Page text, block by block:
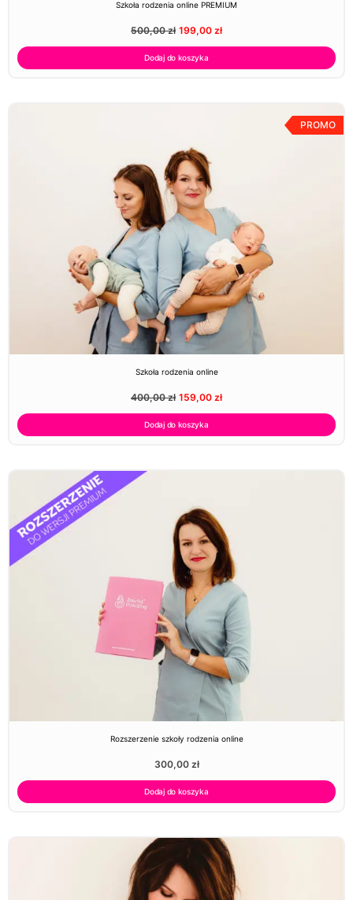
Szkoła rodzenia online PREMIUM
500,00zł 199,00 zł
Dodaj do koszyka
PROMO
Szkoła rodzenia online
400,00zł 159,00 zł
Dodaj do koszyka
Rozszerzenie szkoły rodzenia online
300,00 zł
Dodaj do koszyka